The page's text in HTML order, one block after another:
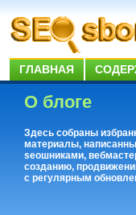
ГЛАВНАЯ
О блоге
Здесь собраны
материалы,
seoшниками,
созданию,
с регулярным